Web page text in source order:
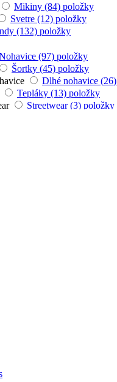
Mikiny (84) položky
Svetre (12) položky
(132) položky
(97) položky
Šortky (45) položky
Dlhé nohavice (26)
Tepláky (13) položky
Streetwear (3) položky